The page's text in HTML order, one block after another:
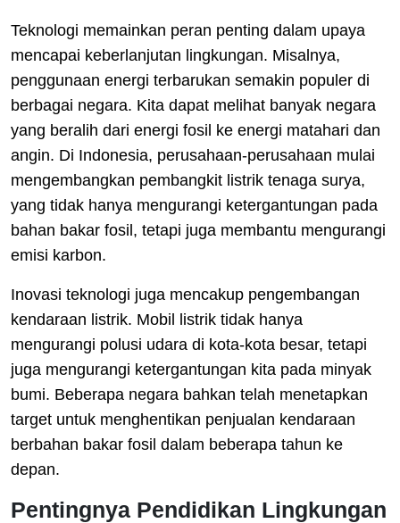
Teknologi memainkan peran penting dalam upaya
mencapai keberlanjutan lingkungan. Misalnya,
penggunaan energi terbarukan semakin populer di
berbagai negara. Kita dapat melihat banyak negara
yang beralih dari energi fosil ke energi matahari dan
angin. Di Indonesia, perusahaan-perusahaan mulai
mengembangkan pembangkit listrik tenaga surya,
yang tidak hanya mengurangi ketergantungan pada
bahan bakar fosil, tetapi juga membantu mengurangi
emisi karbon.
Inovasi teknologi juga mencakup pengembangan
kendaraan listrik. Mobil listrik tidak hanya
mengurangi polusi udara di kota-kota besar, tetapi
juga mengurangi ketergantungan kita pada minyak
bumi. Beberapa negara bahkan telah menetapkan
target untuk menghentikan penjualan kendaraan
berbahan bakar fosil dalam beberapa tahun ke
depan.
Pentingnya Pendidikan Lingkungan